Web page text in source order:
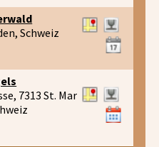
Schweiz
7313 St. Mar